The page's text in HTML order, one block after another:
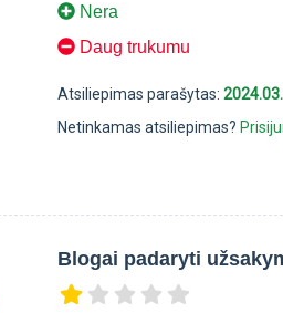
Nera
Daug trukumu
Atsiliepimas parašytas:
Netinkamas atsiliepimas?
Blogai padaryti